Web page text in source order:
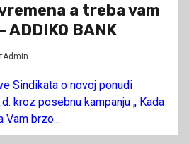
a treba vam
BANK
Sindikata o novoj ponudi
kroz posebnu kampanju „ Kada
Vam brzo...